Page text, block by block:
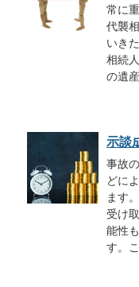
常に
代襲
いき
相続
の遺
示談
事故
どに
ます
受け
能性
す。